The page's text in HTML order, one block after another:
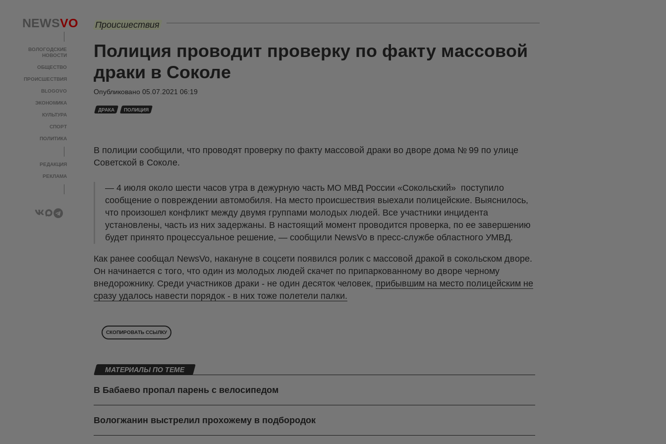
NEWSVO
ВОЛОГОДСКИЕ
НОВОСТИ
ОБЩЕСТВО
ПРОИСШЕСТВИЯ
BLOGOVO
ЭКОНОМИКА
КУЛЬТУРА
СПОРТ
ПОЛИТИКА
РЕДАКЦИЯ
РЕКЛАМА
Происшествия
Полиция проводит проверку по факту массовой
драки в Соколе
Опубликовано 05.07.2021 06:19
ДРАКА ПОЛИЦИЯ
В полиции сообщили, что проводят проверку по факту массовой драки во дворе дома № 99 по улице
Советской в Соколе.
— 4 июля около шести часов утра в дежурную часть МО МВД России «Сокольский» поступило
сообщение о повреждении автомобиля. На место происшествия выехали полицейские. Выяснилось,
что произошел конфликт между двумя группами молодых людей. Все участники инцидента
установлены, часть из них задержаны. В настоящий момент проводится проверка, по ее завершению
будет принято процессуальное решение, — сообщили NewsVo в пресс-службе областного УМВД.
Как ранее сообщал NewsVo, накануне в соцсети появился ролик с массовой дракой в сокольском дворе.
Он начинается с того, что один из молодых людей скачет по припаркованному во дворе черному
внедорожнику. Среди участников драки - не один десяток человек, прибывшим на место полицейским не
сразу удалось навести порядок - в них тоже полетели палки.
СКОПИРОВАТЬ ССЫЛКУ
МАТЕРИАЛЫ ПО ТЕМЕ
В Бабаево пропал парень с велосипедом
Вологжанин выстрелил прохожему в подбородок